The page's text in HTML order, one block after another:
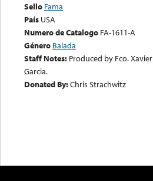
Sello Fama
País USA
Numero de Catalogo FA-1611-A
Género Balada
Staff Notes: Produced by Fco. Xavier
Garcia.
Donated By:Chris Strachwitz